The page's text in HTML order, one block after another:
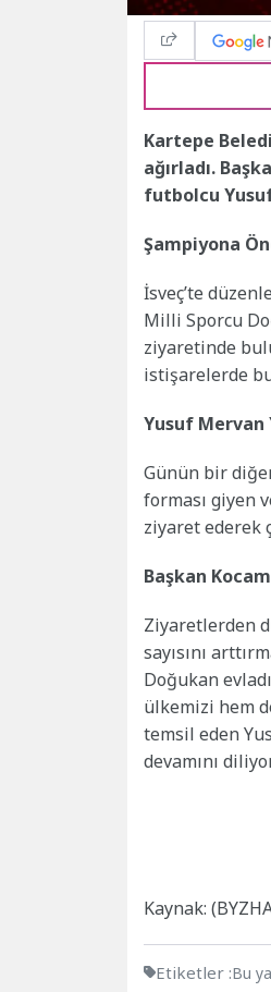
Kartepe
ağırladı.
futbolcu
Şampiyona
İsveç’te
Milli Sporcu
ziyaretinde
istişarelerde
Yusuf
Günün bir
forması giyen
ziyaret ederek
Başkan
Ziyaretlerden
sayısını
Doğukan
ülkemizi hem
temsil eden
devamını
Kaynak:
Etiketler :Bu